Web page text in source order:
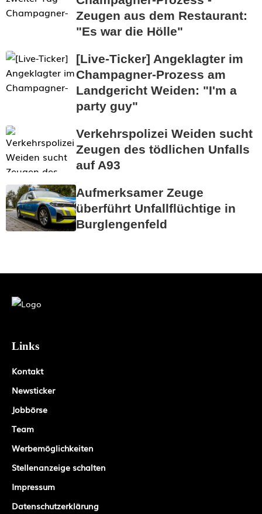
Zeugen aus dem Restaurant:
"Es war die Hölle"
[Live-Ticker] Angeklagter im
Champagner-Prozess am
Landgericht Weiden: "I'm a
party guy"
Verkehrspolizei Weiden sucht
Zeugen des tödlichen Unfalls
auf A93
Aufmerksamer Zeuge
überführt Unfallflüchtige in
Burglengenfeld
Links
Kontakt
Newsticker
Jobbörse
Team
Werbemöglichkeiten
Stellenanzeige schalten
Impressum
Datenschutzerklärung